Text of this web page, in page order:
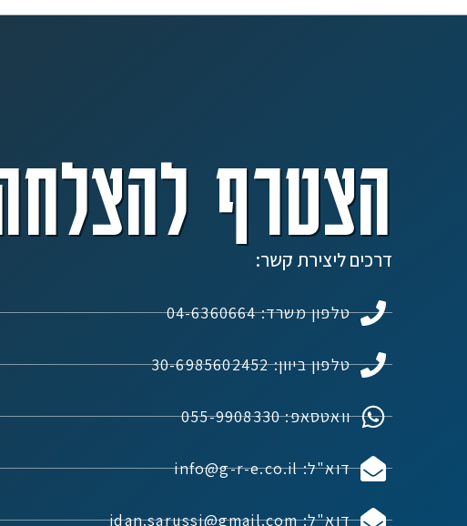
הצטרף
דרכים ליצירת קשר:
טלפון משרד: 04-6360664
טלפון ביוון: 30-6985602452
וואטסאפ: 055-9908330
דוא"ל: info@g-r-e.co.il
דוא"ל: idan.sarussi@gmail.com